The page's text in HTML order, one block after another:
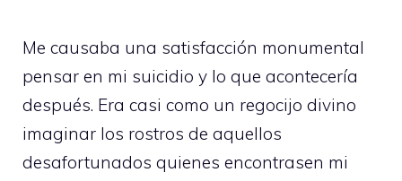
Me causaba una satisfacción monumental
pensar en mi suicidio y lo que acontecería
después. Era casi como un regocijo divino
imaginar los rostros de aquellos
desafortunados quienes encontrasen mi